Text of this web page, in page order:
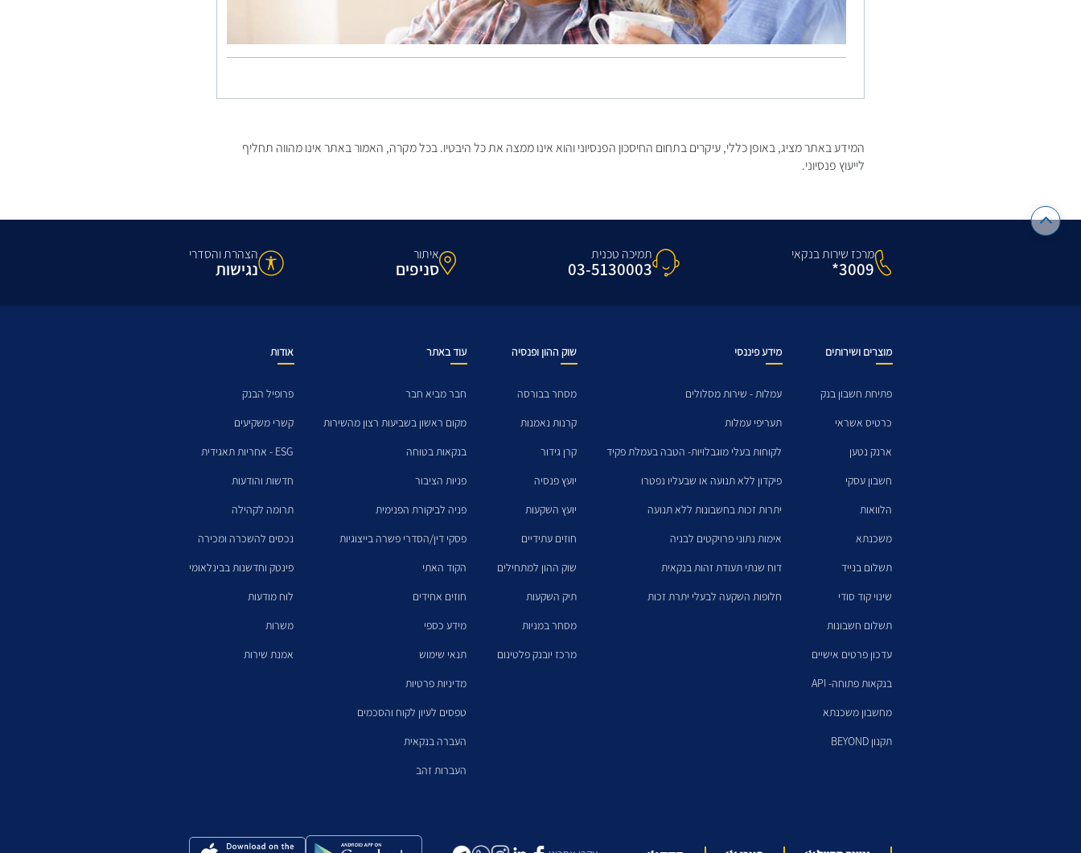
המידע באתר מציג, באופן כללי, עיקרים בתחום החיסכון הפנסיוני והוא אינו ממצה את כל היבטיו. בכל מקרה, האמור באתר אינו מהווה תחליף
לייעוץ פנסיוני.
מרכז שירות בנקאי
3009*
תמיכה טכנית
03-5130003
איתור
סניפים
הצהרת והסדרי
נגישות
מוצרים ושירותים
פתיחת חשבון בנק
כרטיס אשראי
ארנק נטען
חשבון עסקי
הלוואות
משכנתא
תשלום בנייד
שינוי קוד סודי
תשלום חשבונות
עדכון פרטים אישיים
בנקאות פתוחה- API
מחשבון משכנתא
תקנון BEYOND
מידע פיננסי
עמלות - שירות מסלולים
תעריפי עמלות
לקוחות בעלי מוגבלויות- הטבה בעמלת פקיד
פיקדון ללא תנועה או שבעליו נפטרו
יתרות זכות בחשבונות ללא תנועה
אימות נתוני פרויקטים לבניה
דוח שנתי תעודת זהות בנקאית
חלופות השקעה לבעלי יתרת זכות
שוק ההון ופנסיה
מסחר בבורסה
קרנות נאמנות
קרן גידור
יועץ פנסיה
יועץ השקעות
חוזים עתידיים
שוק ההון למתחילים
תיק השקעות
מסחר במניות
מרכז יובנק פלטינום
עוד באתר
חבר מביא חבר
מקום ראשון בשביעות רצון מהשירות
בנקאות בטוחה
פניות הציבור
פניה לביקורת הפנימית
פסקי דין/הסדרי פשרה בייצוגיות
הקוד האתי
חוזים אחידים
מידע כספי
תנאי שימוש
מדיניות פרטיות
טפסים לעיון לקוח והסכמים
העברה בנקאית
העברות זהב
אודות
פרופיל הבנק
קשרי משקיעים
ESG - אחריות תאגידית
חדשות והודעות
תרומה לקהילה
נכסים להשכרה ומכירה
פינטק וחדשנות בבינלאומי
לוח מודעות
משרות
אמנת שירות